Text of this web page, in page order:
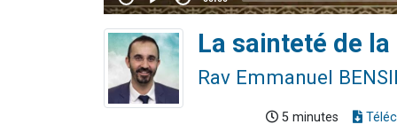
La sainteté de
Rav Emmanuel
5 minutes